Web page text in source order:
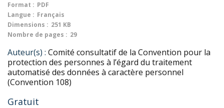
Format : PDF
Langue : Français
Dimensions : 251 KB
Nombre de pages : 29
Auteur(s) : Comité consultatif de la Convention pour la
protection des personnes à l’égard du traitement
automatisé des données à caractère personnel
(Convention 108)
Gratuit